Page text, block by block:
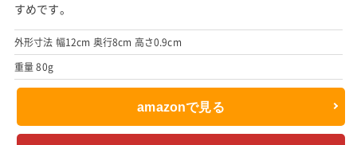
すめです。
外形寸法 幅12cm 奥行8cm 高さ0.9cm
重量 80g
amazonで見る